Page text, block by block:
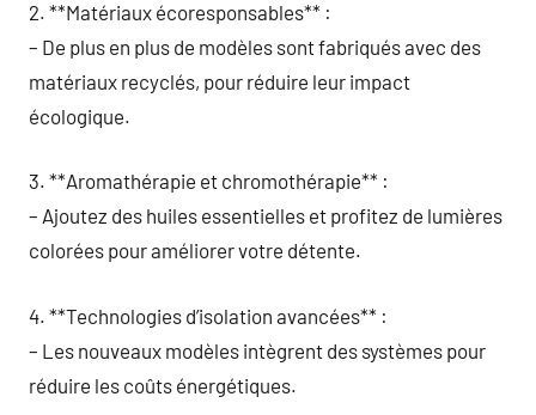
2. **Matériaux écoresponsables** :
– De plus en plus de modèles sont fabriqués avec des
matériaux recyclés, pour réduire leur impact
écologique.
3. **Aromathérapie et chromothérapie** :
– Ajoutez des huiles essentielles et profitez de lumières
colorées pour améliorer votre détente.
4. **Technologies d’isolation avancées** :
– Les nouveaux modèles intègrent des systèmes pour
réduire les coûts énergétiques.